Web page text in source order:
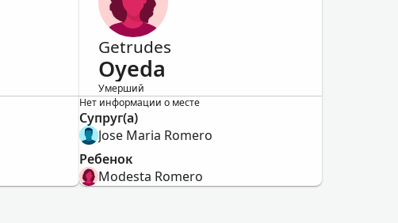
Getrudes
Oyeda
Умерший
Женский
Нет информации о месте
Супруг(а)
Jose Maria Romero
Ребенок
Modesta Romero